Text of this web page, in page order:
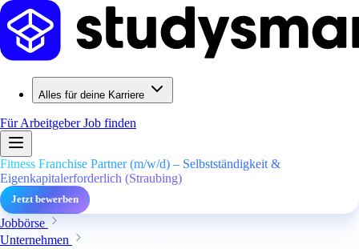
Alles für deine Karriere
Für ArbeitgeberJob finden
Fitness Franchise Partner (m/w/d) – Selbstständigkeit &
Eigenkapitalerforderlich (Straubing)
Jetzt bewerben
Jobbörse
Unternehmen